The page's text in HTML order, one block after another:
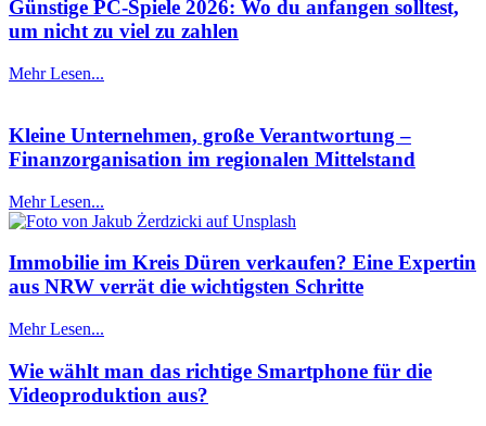
Günstige PC-Spiele 2026: Wo du anfangen solltest,
um nicht zu viel zu zahlen
Mehr Lesen...
Kleine Unternehmen, große Verantwortung –
Finanzorganisation im regionalen Mittelstand
Mehr Lesen...
Immobilie im Kreis Düren verkaufen? Eine Expertin
aus NRW verrät die wichtigsten Schritte
Mehr Lesen...
Wie wählt man das richtige Smartphone für die
Videoproduktion aus?